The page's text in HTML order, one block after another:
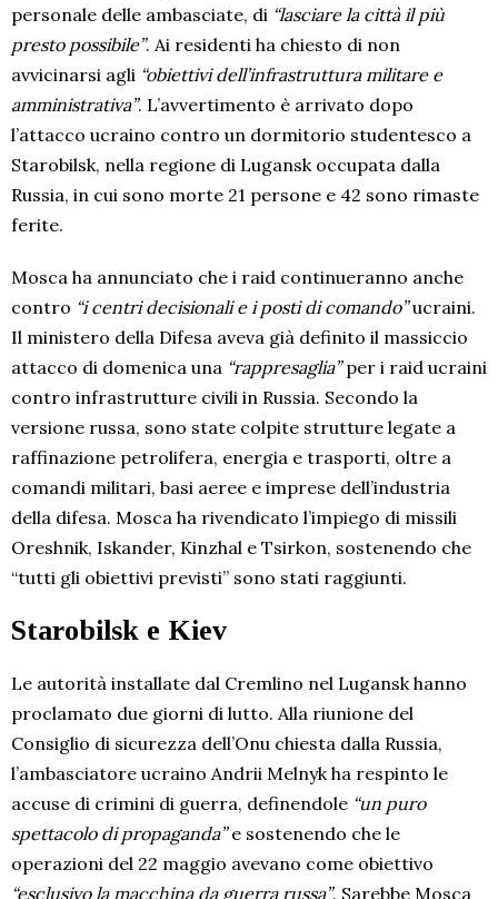
personale delle ambasciate, di “lasciare la città il più
presto possibile”. Ai residenti ha chiesto di non
avvicinarsi agli “obiettivi dell’infrastruttura militare e
amministrativa”. L’avvertimento è arrivato dopo
l’attacco ucraino contro un dormitorio studentesco a
Starobilsk, nella regione di Lugansk occupata dalla
Russia, in cui sono morte 21 persone e 42 sono rimaste
ferite.
Mosca ha annunciato che i raid continueranno anche
contro “i centri decisionali e i posti di comando”ucraini.
Il ministero della Difesa aveva già definito il massiccio
attacco di domenica una “rappresaglia”per i raid ucraini
contro infrastrutture civili in Russia. Secondo la
versione russa, sono state colpite strutture legate a
raffinazione petrolifera, energia e trasporti, oltre a
comandi militari, basi aeree e imprese dell’industria
della difesa. Mosca ha rivendicato l’impiego di missili
Oreshnik, Iskander, Kinzhal e Tsirkon, sostenendo che
“tutti gli obiettivi previsti” sono stati raggiunti.
Starobilsk e Kiev
Le autorità installate dal Cremlino nel Lugansk hanno
proclamato due giorni di lutto. Alla riunione del
Consiglio di sicurezza dell’Onu chiesta dalla Russia,
l’ambasciatore ucraino Andrii Melnyk ha respinto le
accuse di crimini di guerra, definendole “un puro
spettacolo di propaganda”e sostenendo che le
operazioni del 22 maggio avevano come obiettivo
“esclusivo la macchina da guerra russa”. Sarebbe Mosca